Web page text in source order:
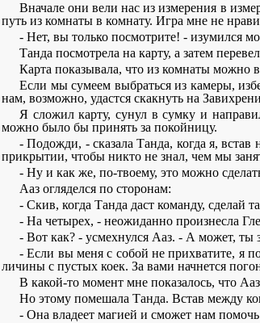
Вначале они вели нас из измерения в
путь из комнаты в комнату. Игра мне не
- Нет, вы только посмотрите! - изумился
Танда посмотрела на карту, а затем
Карта показывала, что из комнаты можно
Если мы сумеем выбраться из камеры,
нам, возможно, удастся скакнуть на
Я сложил карту, сунул в сумку и
можно было бы принять за покойницу.
- Подожди, - сказала Танда, когда я,
прикрытии, чтобы никто не знал, чем мы
- Ну и как же, по-твоему, это можно
Ааз огляделся по сторонам:
- Скив, когда Танда даст команду, сделай
- На четырех, - неожиданно произнесла
- Вот как? - усмехнулся Ааз. - А может, ты
- Если вы меня с собой не прихватите, я
личины с пустых коек. За вами начнется
В какой-то момент мне показалось, что
Но этому помешала Танда. Встав между
- Она владеет магией и сможет нам